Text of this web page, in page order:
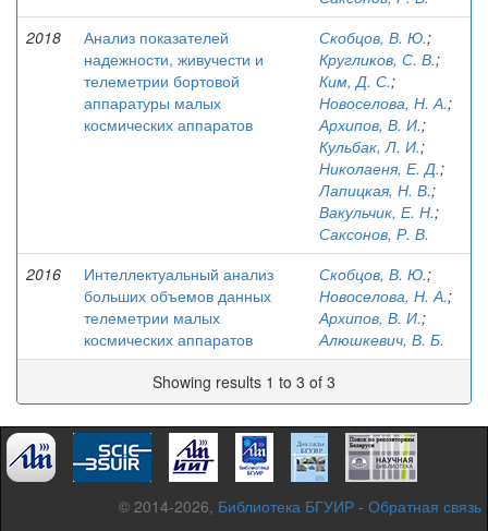
2018
Анализ показателей
надежности, живучести и
телеметрии бортовой
аппаратуры малых
космических аппаратов
Скобцов, В. Ю.;
Кругликов, С. В.;
Ким, Д. С.;
Новоселова, Н. А.;
Архипов, В. И.;
Кульбак, Л. И.;
Николаеня, Е. Д.;
Лапицкая, Н. В.;
Вакульчик, Е. Н.;
Саксонов, Р. В.
2016
Интеллектуальный анализ
больших объемов данных
телеметрии малых
космических аппаратов
Скобцов, В. Ю.;
Новоселова, Н. А.;
Архипов, В. И.;
Алюшкевич, В. Б.
Showing results 1 to 3 of 3
© 2014-2026, Библиотека БГУИР - Обратная связь